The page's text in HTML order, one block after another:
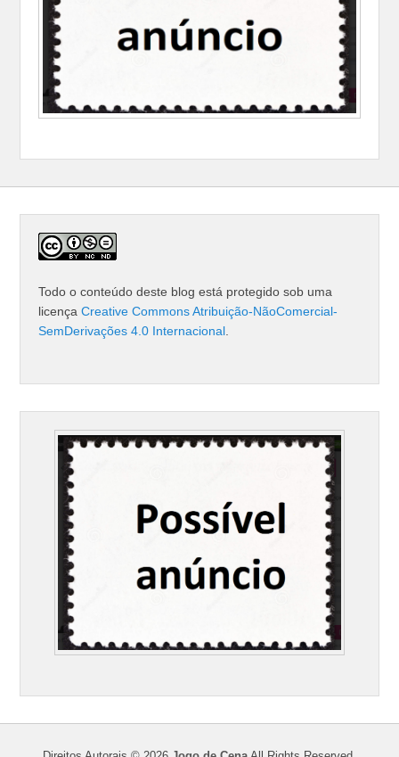
Todo o conteúdo deste blog está protegido sob uma
licençaCreative Commons Atribuição-NãoComercial-
SemDerivações 4.0 Internacional.